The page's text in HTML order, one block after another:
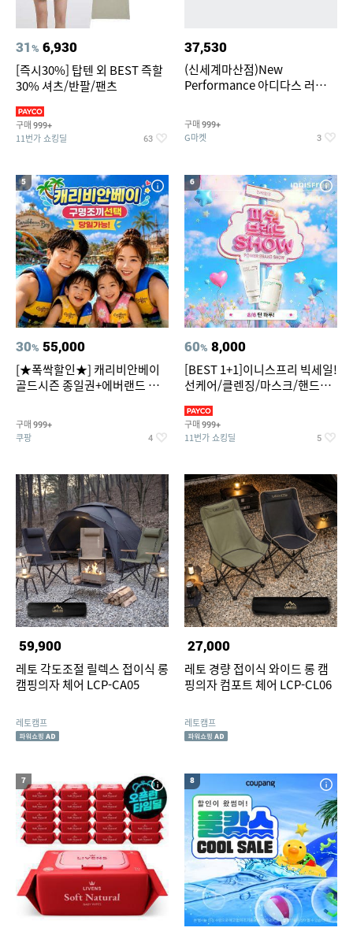
31% 6,930
[즉시30%] 탑텐 외 BEST 즉할
30% 셔츠/반팔/팬츠
구매 999+
11번가 쇼킹딜 63
37,530
(신세계마산점)New
Performance 아디다스 러닝화
구매 999+
G마켓 3
5
30% 55,000
[★폭싹할인★] 캐리비안베이
골드시즌 종일권+에버랜드 오
구매 999+
쿠팡 4
6
60% 8,000
[BEST 1+1]이니스프리 빅세일!
선케어/클렌징/마스크/핸드크
구매 999+
11번가 쇼킹딜 5
59,900
레토 각도조절 릴렉스 접이식 롱
캠핑의자 체어 LCP-CA05
레토캠프
27,000
레토 경량 접이식 와이드 롱 캠
핑의자 컴포트 체어 LCP-CL06
레토캠프
7 8